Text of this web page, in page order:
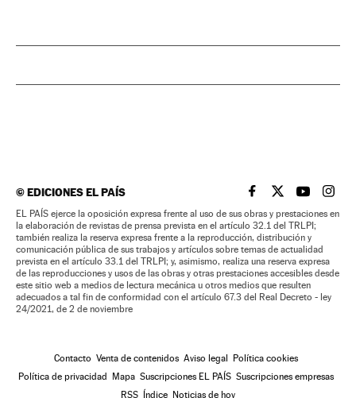
©EDICIONES EL PAÍS EL PAÍS BRASIL EN
EL PAÍSEL PAÍS
EL
EL PAÍS ejerce la oposición expresa frente al uso de sus obras y prestaciones en
la elaboración de revistas de prensa prevista en el artículo 32.1 del TRLPI;
también realiza la reserva expresa frente a la reproducción, distribución y
comunicación pública de sus trabajos y artículos sobre temas de actualidad
prevista en el artículo 33.1 del TRLPI; y, asimismo, realiza una reserva expresa
de las reproducciones y usos de las obras y otras prestaciones accesibles desde
este sitio web a medios de lectura mecánica u otros medios que resulten
adecuados a tal fin de conformidad con el artículo 67.3 del Real Decreto - ley
24/2021, de 2 de noviembre
Contacto Venta de contenidos Aviso legal Política cookies
Política de privacidad Mapa Suscripciones EL PAÍS Suscripciones empresas
RSS Índice Noticias de hoy